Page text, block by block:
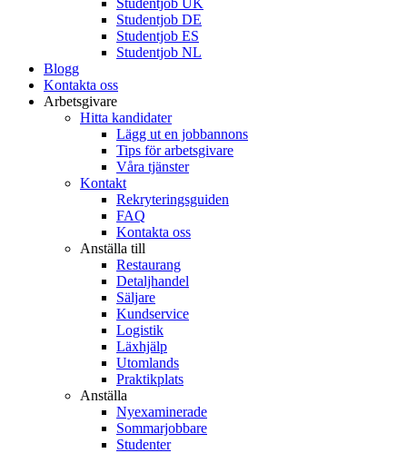
Studentjob UK
Studentjob DE
Studentjob ES
Studentjob NL
Blogg
Kontakta oss
Arbetsgivare
Hitta kandidater
Lägg ut en jobbannons
Tips för arbetsgivare
Våra tjänster
Kontakt
Rekryteringsguiden
FAQ
Kontakta oss
Anställa till
Restaurang
Detaljhandel
Säljare
Kundservice
Logistik
Läxhjälp
Utomlands
Praktikplats
Anställa
Nyexaminerade
Sommarjobbare
Studenter